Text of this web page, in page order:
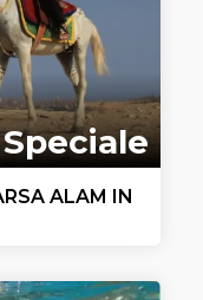
ALAM IN